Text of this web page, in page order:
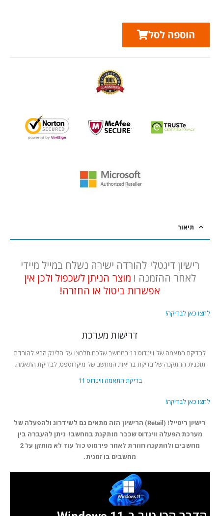
הוספה לסל
תיאור
רישיון דיגטלי להורדה ישירה נשלח במייל מיידי
לאחר ההזמנה ! מוצר הניתן לשכפול ולכן אין
אפשרות ביטול או החזרה!
לחצו כאן לבדיקה!
דרישות מערכת
לבדיקת התאמה של ווינדוס 11 במחשב שלכם תלחצו על הלינק הבא להורדת
תוכנית ההתקנה של בדיקת בריאות המחשב של מיקרוספט, לבדיקת התאמה.
בדיקת התאמה ווינדוס 11
לחצו כאן לבדיקה!
רישיון ריטייל! (Retail) הרישיון הזה מתאים גם לשידרוג ולהפעלה של
מערכת הפעלה ווינדוס שכבר מותקנת במחשב! ניתן להעברה בין
מחשבים ולהתקנה חוזרת לאחר פירמוט כול עוד לא מותקן על 2
מחשבים בו זמנית.